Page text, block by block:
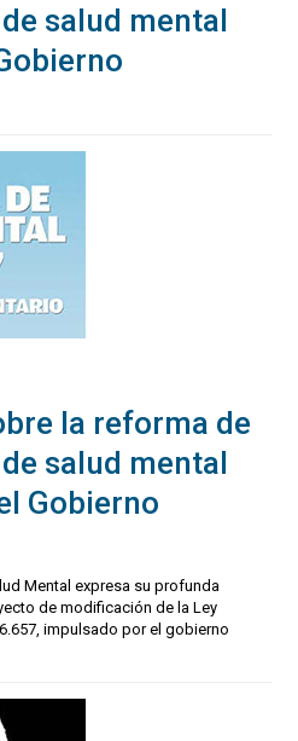
salud mental
la reforma de
salud mental
Gobierno
Mental expresa su profunda
de modificación de la Ley
impulsado por el gobierno